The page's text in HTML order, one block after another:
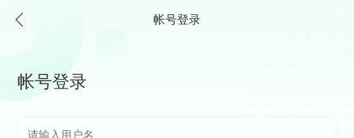
帐号登录
帐号登录